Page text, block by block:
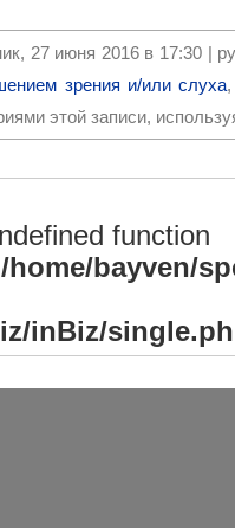
27 июня 2016 в 17:30 |
зрения и/или слуха
этой записи,
function
/home/bayven/
inBiz/